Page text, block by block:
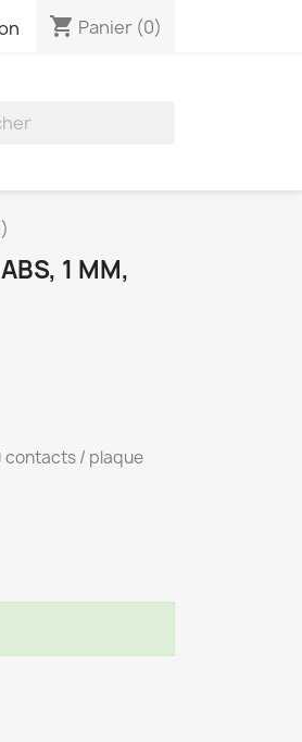
shopping_cart Panier (0)
1 MM,
contacts / plaque